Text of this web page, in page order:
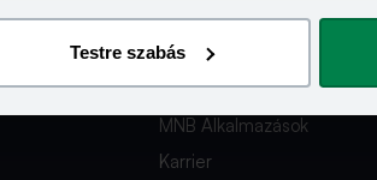
Testre szabás
Hasznos Linkek
Fiók és ATM kereső
Bérkalkulátor
MNB Alkalmazások
Karrier